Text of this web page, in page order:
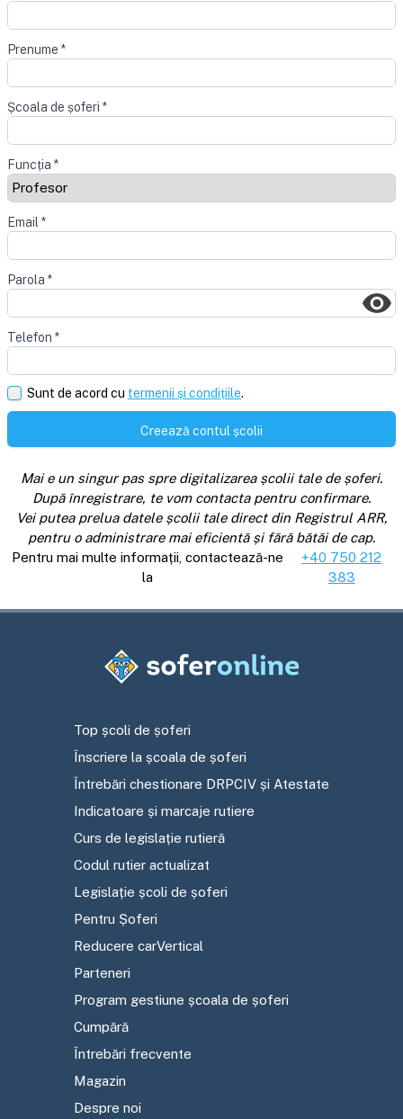
Prenume *
Școala de șoferi *
Funcția *
Email *
Parola *
Telefon *
Sunt de acord cu termenii și condițiile.
Creează contul școlii
Mai e un singur pas spre digitalizarea școlii tale de șoferi.
După înregistrare, te vom contacta pentru confirmare.
Vei putea prelua datele școlii tale direct din Registrul ARR,
pentru o administrare mai eficientă și fără bătăi de cap.
Pentru mai multe informații, contactează-ne
la
+40 750 212
383
Top școli de șoferi
Înscriere la școala de șoferi
Întrebări chestionare DRPCIV și Atestate
Indicatoare și marcaje rutiere
Curs de legislație rutieră
Codul rutier actualizat
Legislație școli de șoferi
Pentru Șoferi
Reducere carVertical
Parteneri
Program gestiune școala de șoferi
Cumpără
Întrebări frecvente
Magazin
Despre noi